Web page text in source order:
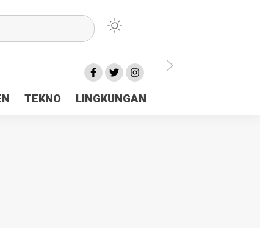
TEKNO LINGKUNGAN
Tanah Papua
Rp23 Miliar Disorot